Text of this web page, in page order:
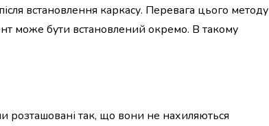
встановлення каркасу. Перевага цього методу
може бути встановлений окремо. В такому
розташовані так, що вони не нахиляються